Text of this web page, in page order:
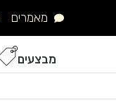
מאמרים
מבצעים